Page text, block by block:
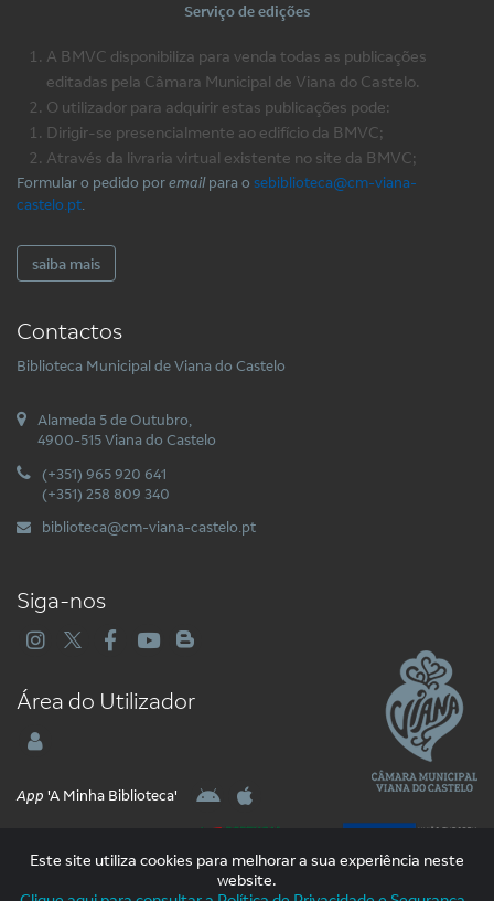
Serviço de edições
A BMVC disponibiliza para venda todas as publicações
editadas pela Câmara Municipal de Viana do Castelo.
O utilizador para adquirir estas publicações pode:
Dirigir-se presencialmente ao edifício da BMVC;
Através da livraria virtual existente no site da BMVC;
Formular o pedido poremailpara o sebiblioteca@cm-viana-
castelo.pt
saiba mais
Contactos
Biblioteca Municipal de Viana do Castelo
Alameda 5 de Outubro,
4900-515 Viana do Castelo
(+351) 965 920 641
(+351) 258 809 340
biblioteca@cm-viana-castelo.pt
Siga-nos
Área do Utilizador
App 'A Minha Biblioteca'
Este site utiliza cookies para melhorar a sua experiência neste
website.